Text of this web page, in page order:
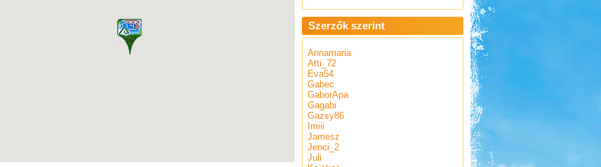
Szerzők szerint
Annamaria
Atti_72
Eva54
Gabec
GaborApa
Gagabi
Gazsy86
Imiii
Jamesz
Jenci_2
Juli